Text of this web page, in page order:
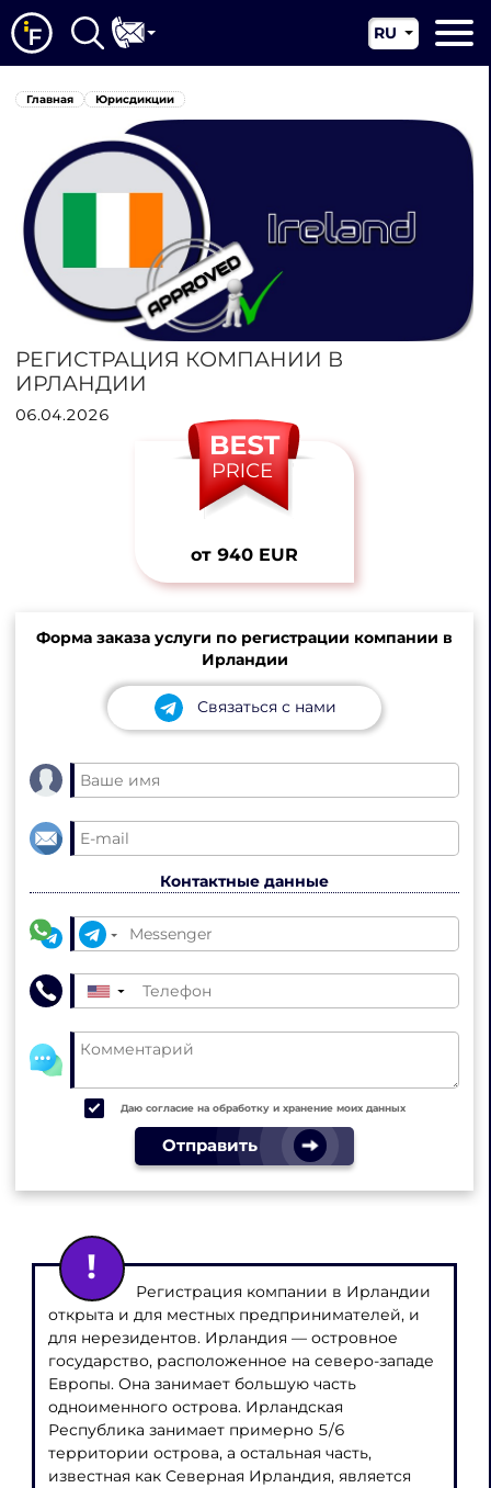
О нас
Новости
Юрисдикции
RU
EN
Главная Юрисдикции
РЕГИСТРАЦИЯ КОМПАНИИ В
ИРЛАНДИИ
06.04.2026
от 940 EUR
Форма заказа услуги по регистрации компании в
Ирландии
Связаться с нами
Контактные данные
▼
Даю согласие на обработку и хранение моих данных
Отправить
Регистрация компании в Ирландии
открыта и для местных предпринимателей, и
для нерезидентов. Ирландия — островное
государство, расположенное на северо-западе
Европы. Она занимает большую часть
одноименного острова. Ирландская
Республика занимает примерно 5/6
территории острова, а остальная часть,
известная как Северная Ирландия, является